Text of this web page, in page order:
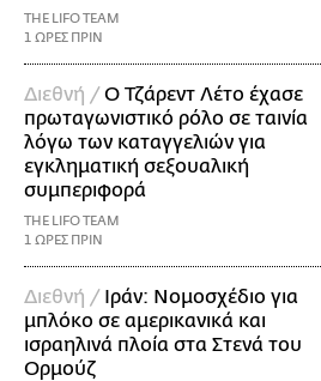
THE LIFO TEAM
1 ΩΡΕΣ ΠΡΙΝ
Διεθνή /Ο Τζάρεντ Λέτο έχασε
πρωταγωνιστικό ρόλο σε ταινία
λόγω των καταγγελιών για
εγκληματική σεξουαλική
συμπεριφορά
THE LIFO TEAM
1 ΩΡΕΣ ΠΡΙΝ
Διεθνή / Ιράν: Νομοσχέδιο για
μπλόκο σε αμερικανικά και
ισραηλινά πλοία στα Στενά του
Ορμούζ